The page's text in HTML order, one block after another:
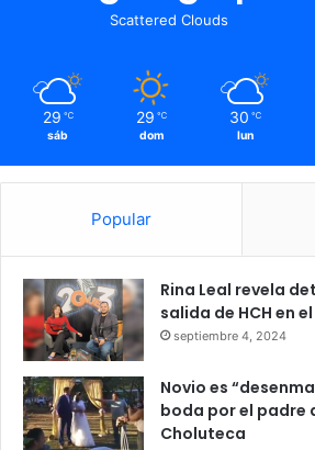
Scattered Clouds
29 ℃
sáb
29 ℃
dom
30 ℃
lun
Popular
Rina Leal revela
salida de HCH en
septiembre 4, 2024
Novio es
boda por el padre
Choluteca